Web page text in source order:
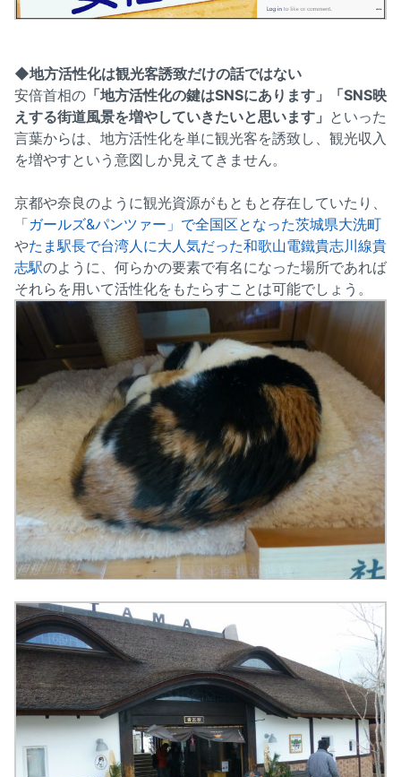
◆地方活性化は観光客誘致だけの話ではない
安倍首相の 「地方活性化の鍵はSNSにあります」「SNS映
えする街道風景を増やしていきたいと思います」 といった
言葉からは、地方活性化を単に観光客を誘致し、観光収入
を増やすという意図しか見えてきません。
京都や奈良のように観光資源がもともと存在していたり、
「ガールズ&パンツァー」で全国区となった茨城県大洗町
やたま駅長で台湾人に大人気だった和歌山電鐵貴志川線貴
志駅のように、何らかの要素で有名になった場所であれば
それらを用いて活性化をもたらすことは可能でしょう。